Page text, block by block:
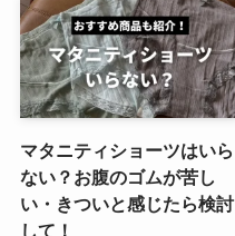
マタニティショーツはいら
ない？お腹のゴムが苦し
い・きついと感じたら検討
して！